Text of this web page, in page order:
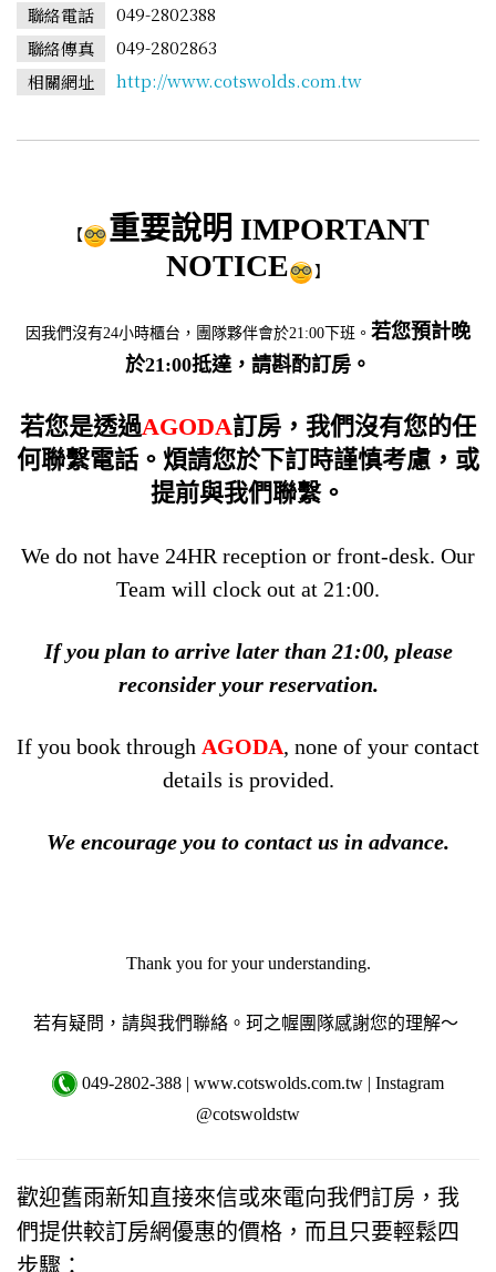
聯絡電話
049-2802388
聯絡傳真
049-2802863
相關網址
http://www.cotswolds.com.tw
【
重要說明 IMPORTANT
NOTICE
】
因我們沒有24小時櫃台，團隊夥伴會於21:00下班。 若您預計晚
於21:00抵達，請斟酌訂房。
若您是透過AGODA訂房，我們沒有您的任
何聯繫電話。煩請您於下訂時謹慎考慮，或
提前與我們聯繫。
We do not have 24HR reception or front-desk. Our
Team will clock out at 21:00.
If you plan to arrive later than 21:00, please
reconsider your reservation.
If you book through AGODA, none of your contact
details is provided.
We encourage you to contact us in advance.
Thank you for your understanding.
若有疑問，請與我們聯絡。珂之幄團隊感謝您的理解～
049-2802-388 | www.cotswolds.com.tw | Instagram
@cotswoldstw
歡迎舊雨新知直接來信或來電向我們訂房，我
們提供較訂房網優惠的價格，而且只要輕鬆四
步驟：